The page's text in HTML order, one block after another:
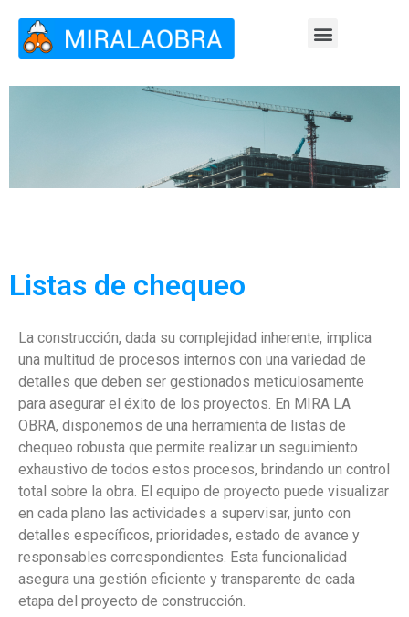
Listas de chequeo
La construcción, dada su complejidad inherente, implica
una multitud de procesos internos con una variedad de
detalles que deben ser gestionados meticulosamente
para asegurar el éxito de los proyectos. En MIRA LA
OBRA, disponemos de una herramienta de listas de
chequeo robusta que permite realizar un seguimiento
exhaustivo de todos estos procesos, brindando un control
total sobre la obra. El equipo de proyecto puede visualizar
en cada plano las actividades a supervisar, junto con
detalles específicos, prioridades, estado de avance y
responsables correspondientes. Esta funcionalidad
asegura una gestión eficiente y transparente de cada
etapa del proyecto de construcción.